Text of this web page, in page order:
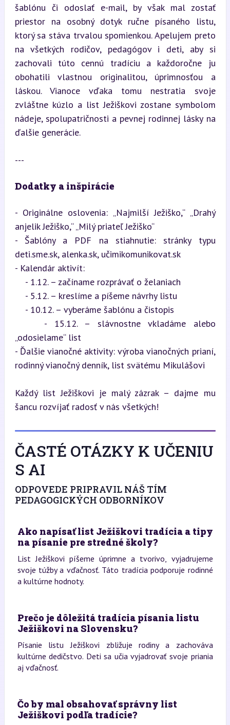
šablónu či odoslať e-mail, by však mal zostať
priestor na osobný dotyk ručne písaného listu,
ktorý sa stáva trvalou spomienkou. Apelujem preto
na všetkých rodičov, pedagógov i deti, aby si
zachovali túto cennú tradíciu a každoročne ju
obohatili vlastnou originalitou, úprimnosťou a
láskou. Vianoce vďaka tomu nestratia svoje
zvláštne kúzlo a list Ježiškovi zostane symbolom
nádeje, spolupatričnosti a pevnej rodinnej lásky na
ďalšie generácie.
---
Dodatky a inšpirácie
- Originálne oslovenia: „Najmilší Ježiško,“ „Drahý
anjelik Ježiško,“ „Milý priateľ Ježiško“
- Šablóny a PDF na stiahnutie: stránky typu
deti.sme.sk, alenka.sk, učimikomunikovat.sk
- Kalendár aktivít:
„odosielame“ list
- Ďalšie vianočné aktivity: výroba vianočných prianí,
rodinný vianočný denník, list svätému Mikulášovi
Každý list Ježiškovi je malý zázrak – dajme mu
šancu rozvíjať radosť v nás všetkých!
ČASTÉ OTÁZKY K UČENIU
S AI
ODPOVEDE PRIPRAVIL NÁŠ TÍM
PEDAGOGICKÝCH ODBORNÍKOV
Ako napísať list Ježiškovi tradícia a tipy
na písanie pre stredné školy?
List Ježiškovi píšeme úprimne a tvorivo, vyjadrujeme
svoje túžby a vďačnosť. Táto tradícia podporuje rodinné
a kultúrne hodnoty.
Prečo je dôležitá tradícia písania listu
Ježiškovi na Slovensku?
Písanie listu Ježiškovi zbližuje rodiny a zachováva
kultúrne dedičstvo. Deti sa učia vyjadrovať svoje priania
aj vďačnosť.
Čo by mal obsahovať správny list
Ježiškovi podľa tradície?